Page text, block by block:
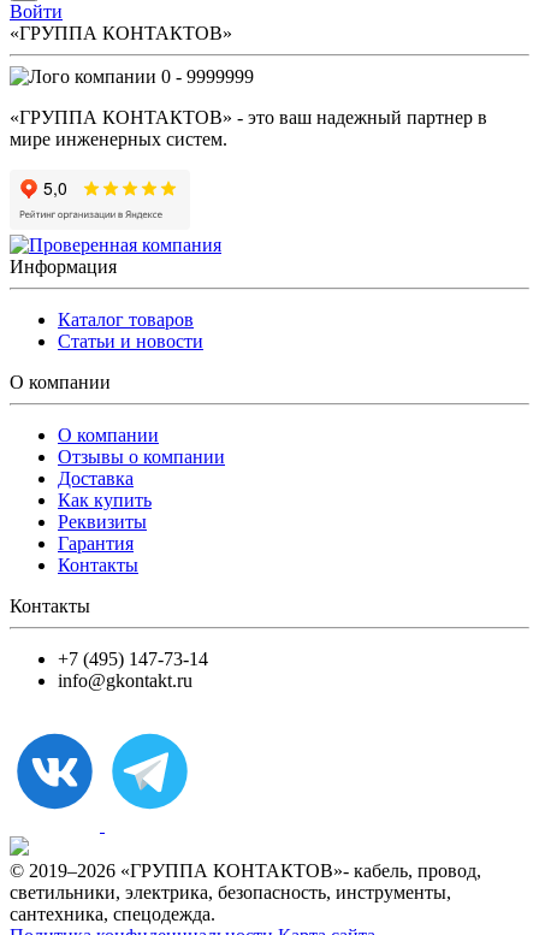
Войти
«ГРУППА КОНТАКТОВ»
0 - 9999999
«ГРУППА КОНТАКТОВ» - это ваш надежный партнер в
мире инженерных систем.
Информация
Каталог товаров
Статьи и новости
О компании
О компании
Отзывы о компании
Доставка
Как купить
Реквизиты
Гарантия
Контакты
Контакты
+7 (495) 147-73-14
info@gkontakt.ru
© 2019–2026 «ГРУППА КОНТАКТОВ»- кабель, провод,
светильники, электрика, безопасность, инструменты,
сантехника, спецодежда.